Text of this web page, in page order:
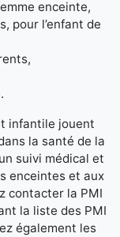
enceinte,
pour l’enfant de
infantile jouent
la santé de la
suivi médical et
enceintes et aux
contacter la PMI
la liste des PMI
également les